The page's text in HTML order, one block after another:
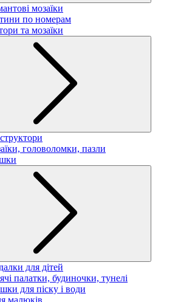
мозаїки
по номерам
та мозаїки
головоломки, пазли
для дітей
палатки, будиночки, тунелі
для піску і води
малюків